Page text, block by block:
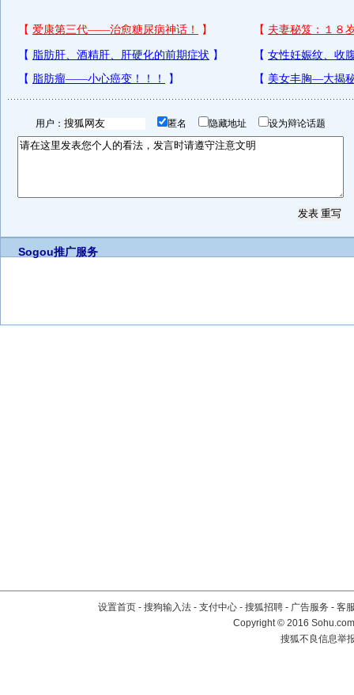
用户： 匿名 隐藏地址 设为辩论话题
Sogou推广服务
设置首页 - 搜狗输入法 - 支付中心 - 搜狐招聘 - 广告服务 - 客
Copyright©2016
搜狐不良信息举